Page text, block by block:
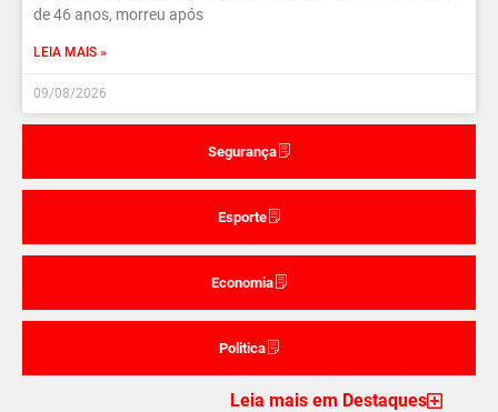
Segurança
Esporte
Economia
Politica
de 46 anos, morreu após
LEIA MAIS »
09/08/2026
Leia mais em Destaques